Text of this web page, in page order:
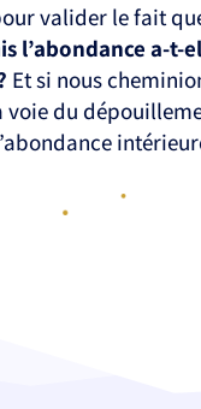
valider le fait
l’abondance a-t-
Et si nous
voie du